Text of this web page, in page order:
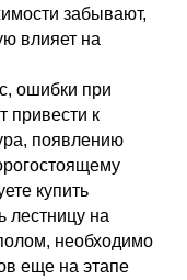
забывают,
влияет на
ошибки при
привести к
появлению
купить
лестницу на
необходимо
еще на этапе